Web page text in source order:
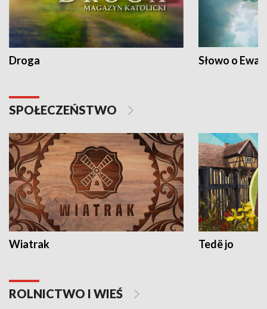
Droga Słowo o
SPOŁECZEŃSTWO
Wiatrak Tedë jo
ROLNICTWO I WIEŚ